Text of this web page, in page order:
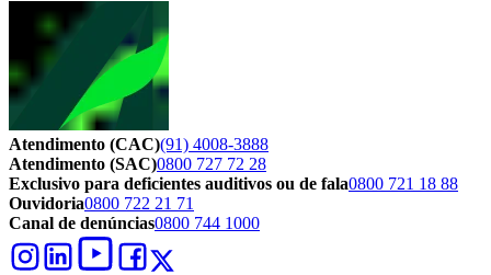
Atendimento (CAC)(91) 4008-3888
Atendimento (SAC)0800 727 72 28
Exclusivo para deficientes auditivos ou de fala0800 721 18 88
Ouvidoria0800 722 21 71
Canal de denúncias0800 744 1000